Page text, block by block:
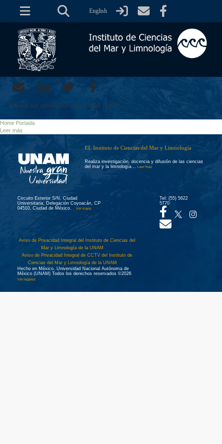
English
Enviado por admin el Lun, 29/01/2024 - 13:13
Home Portada
Leer más
EL Instituto de Ciencias del Mar y Limnología
Realiza investigación, docencia y difusión de las ciencias
del mar y la limnología… Leer más
Circuito Exterior S/N, Ciudad
Universitaria, Delegación Coyoacán, CP
04510, Ciudad de México. Ver mapa
Tel: (55) 5622
5770
Aviso de Privacidad Integral del Instituto de Ciencias del
Mar y Limnología de la UNAM
Aviso de Privacidad Integral de CCTV del Instituto de
Ciencias del Mar y Limnología de la UNAM
Hecho en México, Universidad Nacional Autónoma de
México (UNAM) Todos los derechos reservados ©2026
Ver legales